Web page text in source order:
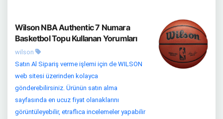
Wilson NBA Authentic 7 Numara
Basketbol Topu Kullanan Yorumları
wilson
Satın Al Sipariş verme işlemi için de WILSON
web sitesi üzerinden kolayca
gönderebilirsiniz. Ürünün satın alma
sayfasında en ucuz fiyat olanaklarını
görüntüleyebilir, etraflıca incelemeler yapabilir